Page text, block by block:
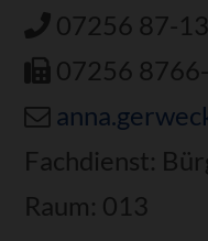
07256 87-
07256
Fachdienst:
Raum: 013